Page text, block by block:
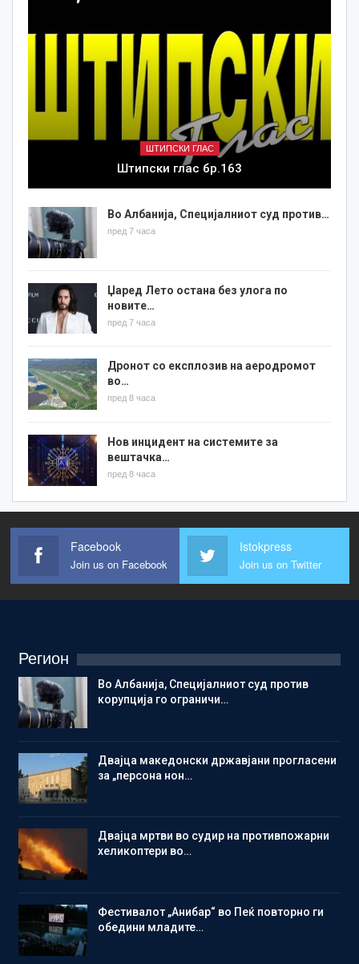
ШТИПСКИ ГЛАС
Штипски глас бр.163
Во Албанија, Специјалниот суд против…
пред 7 часа
Џаред Лето остана без улога по
новите…
пред 7 часа
Дронот со експлозив на аеродромот
во…
пред 8 часа
Нов инцидент на системите за
вештачка…
пред 8 часа
Facebook
Join us on Facebook
Istokpress
Join us on Twitter
Регион
Во Албанија, Специјалниот суд против
корупција го ограничи…
Двајца македонски државјани прогласени
за „персона нон…
Двајца мртви во судир на противпожарни
хеликоптери во…
Фестивалот „Анибар“ во Пеќ повторно ги
обедини младите…